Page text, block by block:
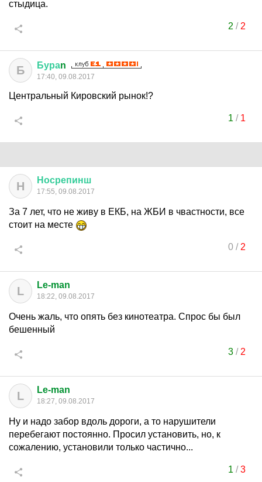
стыдица.
2 / 2
Б Бураn
17:40, 09.08.2017
Центральный Кировский рынок!?
1 / 1
Н Носрепинш
17:55, 09.08.2017
За 7 лет, что не живу в ЕКБ, на ЖБИ в чвастности, все
стоит на месте
0/ 2
L Le-man
18:22, 09.08.2017
Очень жаль, что опять без кинотеатра. Спрос бы был
бешенный
3/ 2
L Le-man
18:27, 09.08.2017
Ну и надо забор вдоль дороги, а то нарушители
перебегают постоянно. Просил установить, но, к
сожалению, установили только частично...
1 /3